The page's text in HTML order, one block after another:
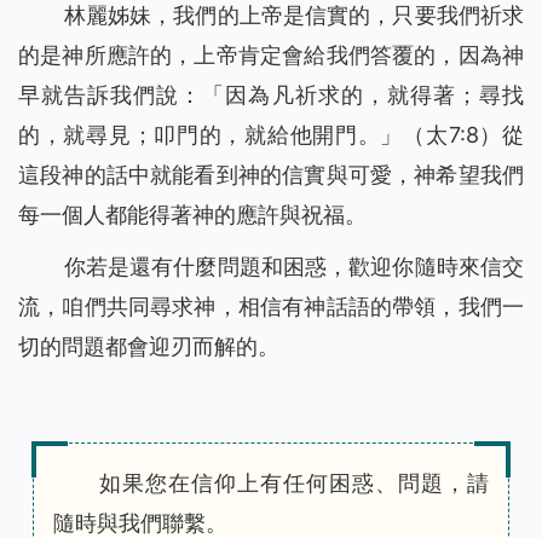
林麗姊妹，我們的上帝是信實的，只要我們祈求
的是神所應許的，上帝肯定會給我們答覆的，因為神
早就告訴我們說：「 因為凡祈求的，就得著；尋找
的，就尋見；叩門的，就給他開門。
」（太7:8）從
這段神的話中就能看到神的信實與可愛，神希望我們
每一個人都能得著神的應許與祝福。
你若是還有什麼問題和困惑，歡迎你隨時來信交
流，咱們共同尋求神，相信有神話語的帶領，我們一
切的問題都會迎刃而解的。
如果您在信仰上有任何困惑、問題，請
隨時與我們聯繫。